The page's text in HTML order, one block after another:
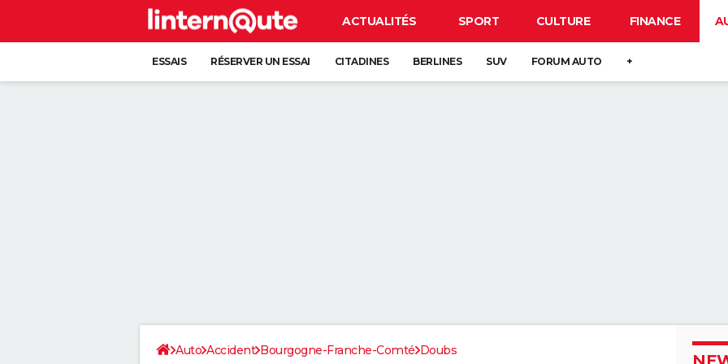
ACTUALITÉS SPORT CULTURE FINANCE
ESSAIS RÉSERVER UN ESSAI CITADINES BERLINES SUV FORUM AUTO +
Auto Accident Bourgogne-Franche-Comté Doubs